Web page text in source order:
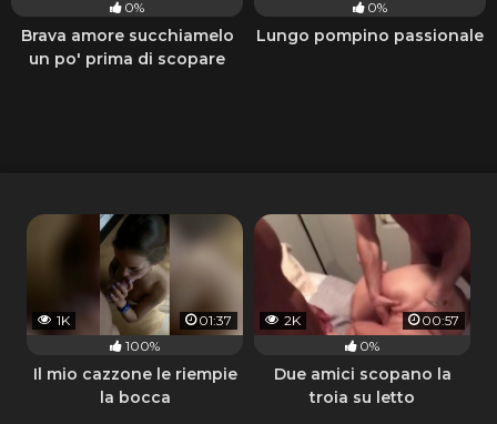
0%
Brava amore succhiamelo
un po' prima di scopare
0%
Lungo pompino passionale
1K
01:37
100%
Il mio cazzone le riempie
la bocca
2K
00:57
0%
Due amici scopano la
troia su letto